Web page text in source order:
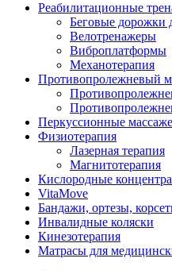
Реабилитационные
Беговые дорожки
Велотренажеры
Виброплатформы
Механотерапия
Противопролежневый
Перкуссионные
Физиотерапия
Лазерная терапия
Магнитотерапия
Кислородные
VitaMove
Бандажи, ортезы,
Инвалидные коляски
Кинезотерапия
Матрасы для